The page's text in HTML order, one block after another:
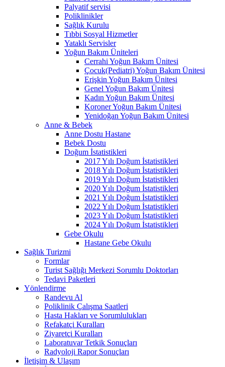
Palyatif servisi
Poliklinikler
Sağlık Kurulu
Tıbbi Sosyal Hizmetler
Yataklı Servisler
Yoğun Bakım Üniteleri
Cerrahi Yoğun Bakım Ünitesi
Çocuk(Pediatri) Yoğun Bakım Ünitesi
Erişkin Yoğun Bakım Ünitesi
Genel Yoğun Bakım Ünitesi
Kadın Yoğun Bakım Ünitesi
Koroner Yoğun Bakım Ünitesi
Yenidoğan Yoğun Bakım Ünitesi
Anne & Bebek
Anne Dostu Hastane
Bebek Dostu
Doğum İstatistikleri
2017 Yılı Doğum İstatistikleri
2018 Yılı Doğum İstatistikleri
2019 Yılı Doğum İstatistikleri
2020 Yılı Doğum İstatistikleri
2021 Yılı Doğum İstatistikleri
2022 Yılı Doğum İstatistikleri
2023 Yılı Doğum İstatistikleri
2024 Yılı Doğum İstatistikleri
Gebe Okulu
Hastane Gebe Okulu
Sağlık Turizmi
Formlar
Turist Sağlığı Merkezi Sorumlu Doktorları
Tedavi Paketleri
Yönlendirme
Randevu Al
Poliklinik Çalışma Saatleri
Hasta Hakları ve Sorumlulukları
Refakatçi Kuralları
Ziyaretçi Kuralları
Laboratuvar Tetkik Sonuçları
Radyoloji Rapor Sonuçları
İletişim & Ulaşım